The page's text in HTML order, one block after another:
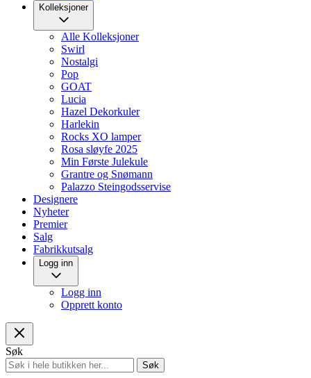
Kolleksjoner
Alle Kolleksjoner
Swirl
Nostalgi
Pop
GOAT
Lucia
Hazel Dekorkuler
Harlekin
Rocks XO lamper
Rosa sløyfe 2025
Min Første Julekule
Grantre og Snømann
Palazzo Steingodsservise
Designere
Nyheter
Premier
Salg
Fabrikkutsalg
Logg inn
Logg inn
Opprett konto
Søk
Søk